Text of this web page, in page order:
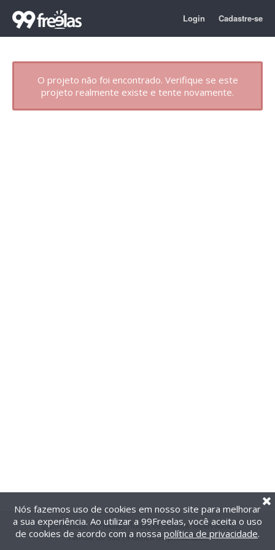
Login Cadastre-se
O projeto não foi encontrado. Verifique se este
projeto realmente existe e tente novamente.
@2014-2026 99Freelas. Todos os direitos reservados.
Termos de uso| Política de privacidade
Nós fazemos uso de cookies em nosso site para melhorar
a sua experiência. Ao utilizar a 99Freelas, você aceita o uso
de cookies de acordo com a nossa política de privacidade.